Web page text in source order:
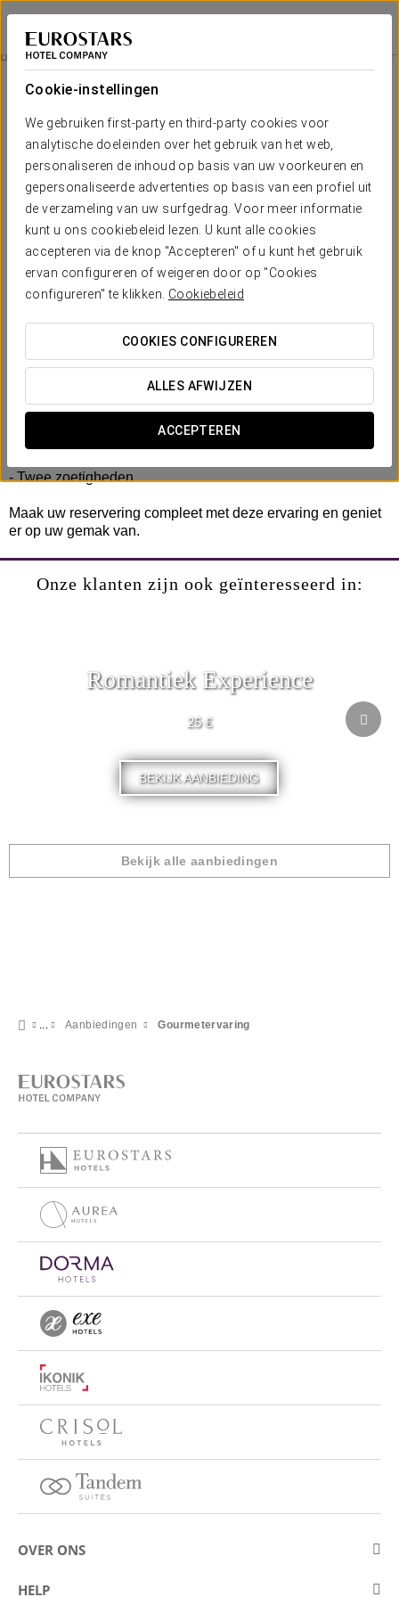
Cookie-instellingen
We gebruiken first-party en third-party cookies voor
analytische doeleinden over het gebruik van het web,
personaliseren de inhoud op basis van uw voorkeuren en
gepersonaliseerde advertenties op basis van een profiel uit
de verzameling van uw surfgedrag. Voor meer informatie
kunt u ons cookiebeleid lezen. U kunt alle cookies
accepteren via de knop "Accepteren" of u kunt het gebruik
ervan configureren of weigeren door op "Cookies
configureren" te klikken. Cookiebeleid
COOKIES CONFIGUREREN
ALLES AFWIJZEN
ACCEPTEREN
Dorma Praia Golfe
ESPINHO
Gourmetervaring
50 €
Gourmetervaring
Een eenvoudige manier om uw verblijf in Dorma Praia Golfe
moment voor uzelf.
Inclusief:
- Twee zoetigheden.
Maak uw reservering compleet met deze ervaring en geniet
er op uw gemak van.
Onze klanten zijn ook geïnteresseerd in:
Romantiek Experience
25 €
BEKIJK AANBIEDING
Bekijk alle aanbiedingen
Aanbiedingen Gourmetervaring
OVER ONS
Over Eurostars Hotel Company
HELP